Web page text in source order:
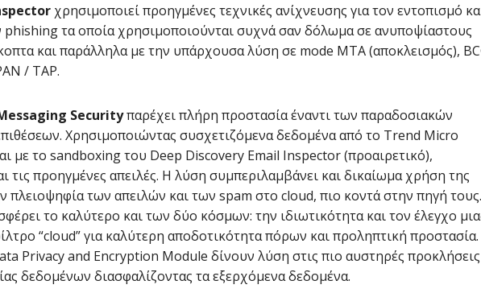
χρησιμοποιεί προηγμένες τεχνικές ανίχνευσης για τον εντοπισμό
τα οποία χρησιμοποιούνται συχνά σαν δόλωμα σε ανυποψίαστους
και παράλληλα με την υπάρχουσα λύση σε mode MTA (αποκλεισμός),
/ TAP.
Securityπαρέχει πλήρη προστασία έναντι των παραδοσιακών
Χρησιμοποιώντας συσχετιζόμενα δεδομένα από το Trend Micro
με το sandboxing του Deep Discovery Email Inspector (προαιρετικό),
τις προηγμένες απειλές. Η λύση συμπεριλαμβάνει και δικαίωμα χρήση της
πλειοψηφία των απειλών και των spam στο cloud, πιο κοντά στην πηγή τους.
το καλύτερο και των δύο κόσμων: την ιδιωτικότητα και τον έλεγχο
“cloud” για καλύτερη αποδοτικότητα πόρων και προληπτική προστασία.
Privacy and Encryption Module δίνουν λύση στις πιο αυστηρές προκλήσεις
δεδομένων διασφαλίζοντας τα εξερχόμενα δεδομένα.